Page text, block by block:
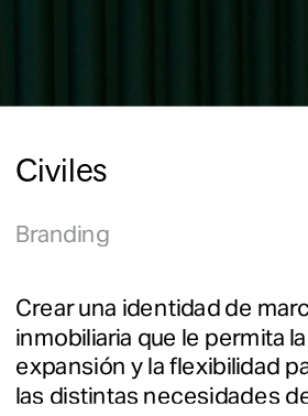
Civiles
Branding
Crear una identidad de
inmobiliaria que le permita
expansión y la flexibilidad
las distintas necesidades